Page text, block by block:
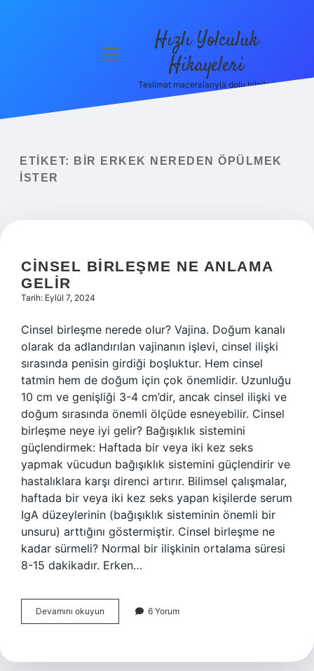
Yasal Uyarı
menüyü
Hızlı Yolculuk
Hikayeleri
Teslimat maceralarıyla dolu bilgiler!
ETIKET:
BIR ERKEK NEREDEN ÖPÜLMEK
ISTER
CINSEL BIRLEŞME NE ANLAMA
GELIR
Tarih: Eylül 7, 2024
Cinsel birleşme nerede olur? Vajina. Doğum kanalı
olarak da adlandırılan vajinanın işlevi, cinsel ilişki
sırasında penisin girdiği boşluktur. Hem cinsel
tatmin hem de doğum için çok önemlidir. Uzunluğu
10 cm ve genişliği 3-4 cm’dir, ancak cinsel ilişki ve
doğum sırasında önemli ölçüde esneyebilir. Cinsel
birleşme neye iyi gelir? Bağışıklık sistemini
güçlendirmek: Haftada bir veya iki kez seks
yapmak vücudun bağışıklık sistemini güçlendirir ve
hastalıklara karşı direnci artırır. Bilimsel çalışmalar,
haftada bir veya iki kez seks yapan kişilerde serum
IgA düzeylerinin (bağışıklık sisteminin önemli bir
unsuru) arttığını göstermiştir. Cinsel birleşme ne
kadar sürmeli? Normal bir ilişkinin ortalama süresi
8-15 dakikadır. Erken…
Devamını okuyun
Birleşme
Gelir
6 Yorum